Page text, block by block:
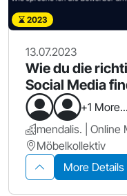
2023
13.07.2023
Wie du die
Social Media
+1 More...
mendalis. | Online
Möbelkollektiv
More Details